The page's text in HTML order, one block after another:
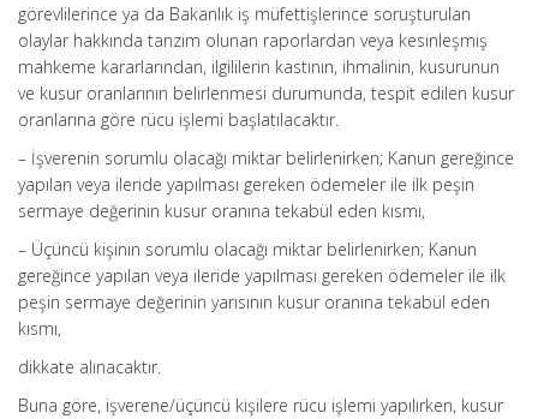
görevlilerince ya da Bakanlık iş müfettişlerince soruşturulan
olaylar hakkında tanzim olunan raporlardan veya kesinleşmiş
mahkeme kararlarından, ilgililerin kastının, ihmalinin, kusurunun
ve kusur oranlarının belirlenmesi durumunda, tespit edilen kusur
oranlarına göre rücu işlemi başlatılacaktır.
– İşverenin sorumlu olacağı miktar belirlenirken; Kanun gereğince
yapılan veya ileride yapılması gereken ödemeler ile ilk peşin
sermaye değerinin kusur oranına tekabül eden kısmı,
– Üçüncü kişinin sorumlu olacağı miktar belirlenirken; Kanun
gereğince yapılan veya ileride yapılması gereken ödemeler ile ilk
peşin sermaye değerinin yarısının kusur oranına tekabül eden
kısmı,
dikkate alınacaktır.
Buna göre, işverene/üçüncü kişilere rücu işlemi yapılırken, kusur